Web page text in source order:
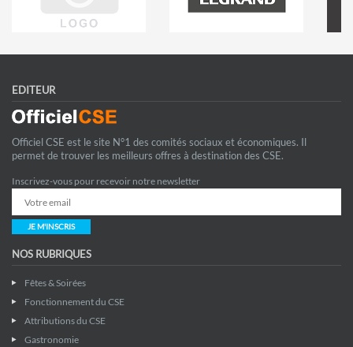
EDITEUR
Officiel CSE est le site N°1 des comités sociaux et économiques. Il
permet de trouver les meilleurs offres à destination des CSE.
Inscrivez-vous pour recevoir notre newsletter
JE M'INSCRIS
NOS RUBRIQUES
Fêtes & Soirées
Fonctionnement du CSE
Attributions du CSE
Gastronomie